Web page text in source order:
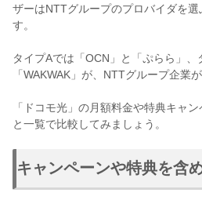
ザーはNTTグループのプロバイダを選
す。
タイプAでは「OCN」と「ぷらら」、
「WAKWAK」が、NTTグループ企業
「ドコモ光」の月額料金や特典キャ
と一覧で比較してみましょう。
キャンペーンや特典を含